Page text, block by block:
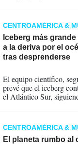
fenómeno al que hay
CENTROAMÉRICA &
Iceberg más
a la deriva por el
tras desprenderse
El equipo científico,
prevé que el iceberg
el Atlántico Sur,
empujará hacia la isla
CENTROAMÉRICA &
El planeta rumbo al